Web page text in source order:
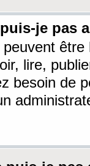
je pas
être
lire,
besoin de